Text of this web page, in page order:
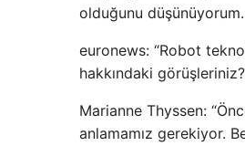
olduğunu düşünüyorum.
euronews: “Robot
hakkındaki görüşleriniz?
Marianne Thyssen:
anlamamız gerekiyor.